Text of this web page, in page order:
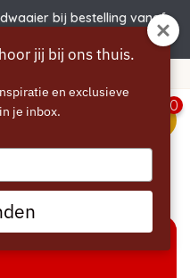
bij bestelling vanaf
0
jij bij ons thuis.
en exclusieve
je inbox.